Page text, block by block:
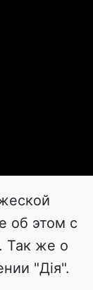
об этом с
. Так же о
"Дія".